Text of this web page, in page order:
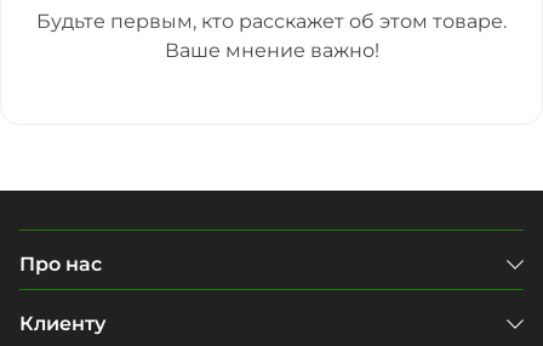
Будьте первым, кто расскажет об этом товаре.
Ваше мнение важно!
Про нас
Клиенту